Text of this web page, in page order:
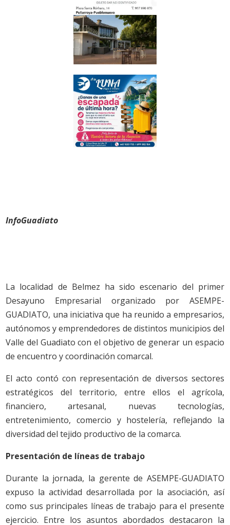
InfoGuadiato
La localidad de Belmez ha sido escenario del primer
Desayuno Empresarial organizado por ASEMPE-
GUADIATO, una iniciativa que ha reunido a empresarios,
autónomos y emprendedores de distintos municipios del
Valle del Guadiato con el objetivo de generar un espacio
de encuentro y coordinación comarcal.
El acto contó con representación de diversos sectores
estratégicos del territorio, entre ellos el agrícola,
financiero, artesanal, nuevas tecnologías,
entretenimiento, comercio y hostelería, reflejando la
diversidad del tejido productivo de la comarca.
Presentación de líneas de trabajo
Durante la jornada, la gerente de ASEMPE-GUADIATO
expuso la actividad desarrollada por la asociación, así
como sus principales líneas de trabajo para el presente
ejercicio. Entre los asuntos abordados destacaron la